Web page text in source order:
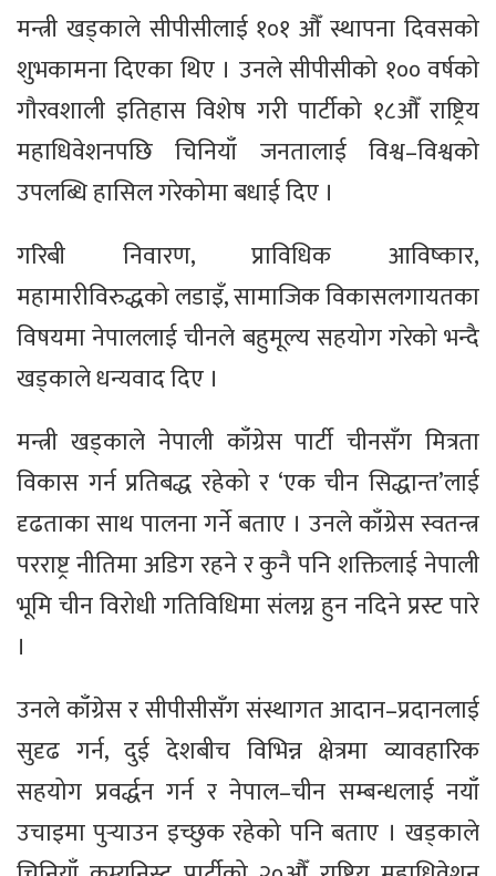
मन्त्री खड्काले सीपीसीलाई १०१ औँ स्थापना दिवसको
शुभकामना दिएका थिए । उनले सीपीसीको १०० वर्षको
गौरवशाली इतिहास विशेष गरी पार्टीको १८औँ राष्ट्रिय
महाधिवेशनपछि चिनियाँ जनतालाई विश्व–विश्वको
उपलब्धि हासिल गरेकोमा बधाई दिए ।
गरिबी निवारण, प्राविधिक आविष्कार,
महामारीविरुद्धको लडाइँ, सामाजिक विकासलगायतका
विषयमा नेपाललाई चीनले बहुमूल्य सहयोग गरेको भन्दै
खड्काले धन्यवाद दिए ।
मन्त्री खड्काले नेपाली काँग्रेस पार्टी चीनसँग मित्रता
विकास गर्न प्रतिबद्ध रहेको र ‘एक चीन सिद्धान्त’लाई
दृढताका साथ पालना गर्ने बताए । उनले काँग्रेस स्वतन्त्र
परराष्ट्र नीतिमा अडिग रहने र कुनै पनि शक्तिलाई नेपाली
भूमि चीन विरोधी गतिविधिमा संलग्न हुन नदिने प्रस्ट पारे
।
उनले काँग्रेस र सीपीसीसँग संस्थागत आदान–प्रदानलाई
सुदृढ गर्न, दुई देशबीच विभिन्न क्षेत्रमा व्यावहारिक
सहयोग प्रवर्द्धन गर्न र नेपाल–चीन सम्बन्धलाई नयाँ
उचाइमा पुर्‍याउन इच्छुक रहेको पनि बताए । खड्काले